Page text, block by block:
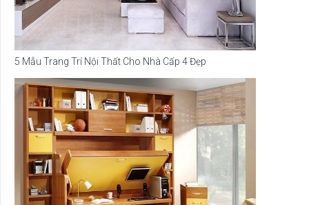
5 Mẫu Trang Trí Nội Thất Cho Nhà Cấp 4 Đẹp